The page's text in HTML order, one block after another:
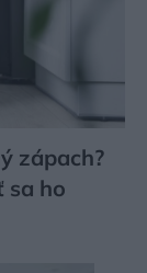
zápach?
sa ho